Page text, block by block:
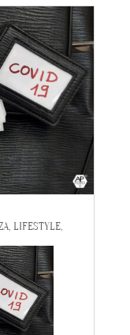
, LIFESTYLE,